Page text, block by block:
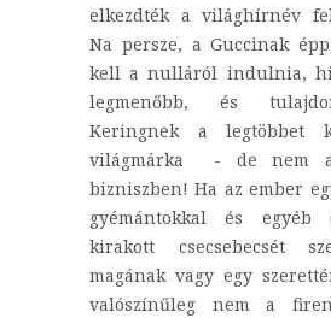
elkezdték a világhírnév
Na persze, a Guccinak
kell a nulláról indulnia,
legmenőbb, és
Keringnek a legtöbbet
világmárka - de nem a
bizniszben! Ha az ember
gyémántokkal és egyéb
kirakott csecsebecsét
magának vagy egy
valószínűleg nem a